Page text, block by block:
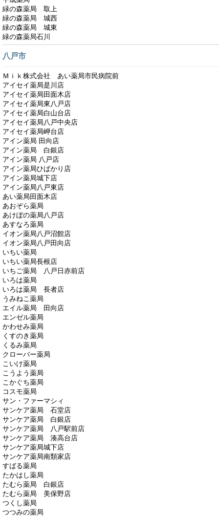
緑の森薬局 取上
緑の森薬局 城西
緑の森薬局 城東
緑の森薬局石川
八戸市
Ｍｉｋ株式会社 あい薬局市民病院前
アイセイ薬局是川店
アイセイ薬局田面木店
アイセイ薬局東八戸店
アイセイ薬局白山台店
アイセイ薬局八戸中央店
アイセイ薬局岬台店
アイン薬局 田向店
アイン薬局 白銀店
アイン薬局 八戸店
アイン薬局ひばかり店
アイン薬局城下店
アイン薬局八戸東店
あい薬局田面木店
あおぞら薬局
あけぼの薬局八戸店
あすなろ薬局
イオン薬局八戸沼館店
イオン薬局八戸田向店
いちい薬局
いちい薬局長根店
いちご薬局 八戸日赤前店
いろは薬局
いろは薬局 長者店
うみねこ薬局
エイル薬局 田向店
エンゼル薬局
かわせみ薬局
くすのき薬局
くるみ薬局
クローバー薬局
こいけ薬局
こうよう薬局
こかぐち薬局
コスモ薬局
サン・ファーマシィ
サンケア薬局 石堂店
サンケア薬局 白銀店
サンケア薬局 八戸駅前店
サンケア薬局 湊高台店
サンケア薬局城下店
サンケア薬局南類家店
すばる薬局
たかはし薬局
たむら薬局 白銀店
たむら薬局 美保野店
つくし薬局
つつみの薬局